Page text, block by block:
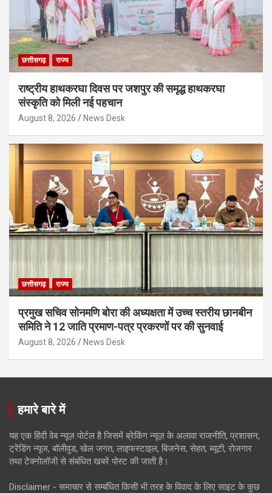
छत्तीसगढ़ राज्य
राष्ट्रीय हाथकरघा दिवस पर जशपुर की समृद्ध हाथकरघा
संस्कृति को मिली नई पहचान
August 8, 2026 News Desk
छत्तीसगढ़ राज्य
प्रमुख सचिव सोनमणि बोरा की अध्यक्षता में उच्च स्तरीय छानबीन
समिति ने 12 जाति प्रमाण-पत्र प्रकरणों पर की सुनवाई
August 8, 2026 News Desk
हमारे बारे में
यह एक हिंदी वेब न्यूज़ पोर्टल है जिसमें ब्रेकिंग न्यूज़ के अलावा राजनीति, प्रशासन,
ट्रेंडिंग न्यूज, बॉलीवुड, खेल जगत, लाइफस्टाइल, बिजनेस, सेहत, ब्यूटी, रोजगार
तथा टेक्नोलॉजी से संबंधित खबरें पोस्ट की जाती है।
Disclaimer - समाचार से सम्बंधित किसी भी तरह के विवाद के लिए साइट के कुछ